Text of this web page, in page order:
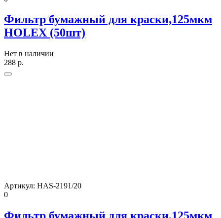
Фильтр бумажный для краски,125мкм
HOLEX (50шт)
Нет в наличии
288 р.
Артикул: HAS-2191/20
0